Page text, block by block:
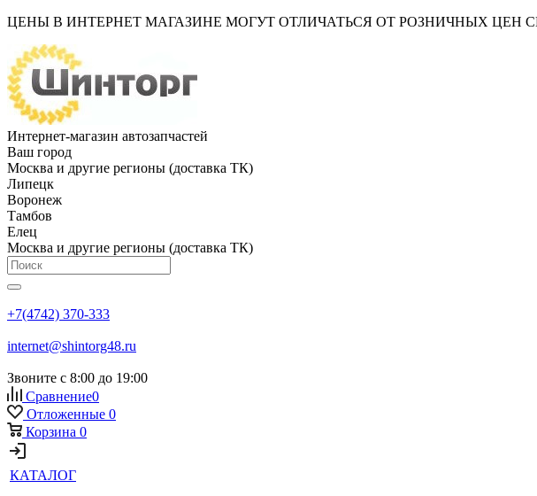
ЦЕНЫ В ИНТЕРНЕТ МАГАЗИНЕ МОГУТ ОТЛИЧАТЬСЯ ОТ РОЗНИЧНЫХ ЦЕН
Интернет-магазин автозапчастей
Ваш город
Москва и другие регионы (доставка ТК)
Липецк
Воронеж
Тамбов
Елец
Москва и другие регионы (доставка ТК)
+7(4742) 370-333
internet@shintorg48.ru
Звоните с 8:00 до 19:00
Сравнение0
Отложенные 0
Корзина 0
КАТАЛОГ